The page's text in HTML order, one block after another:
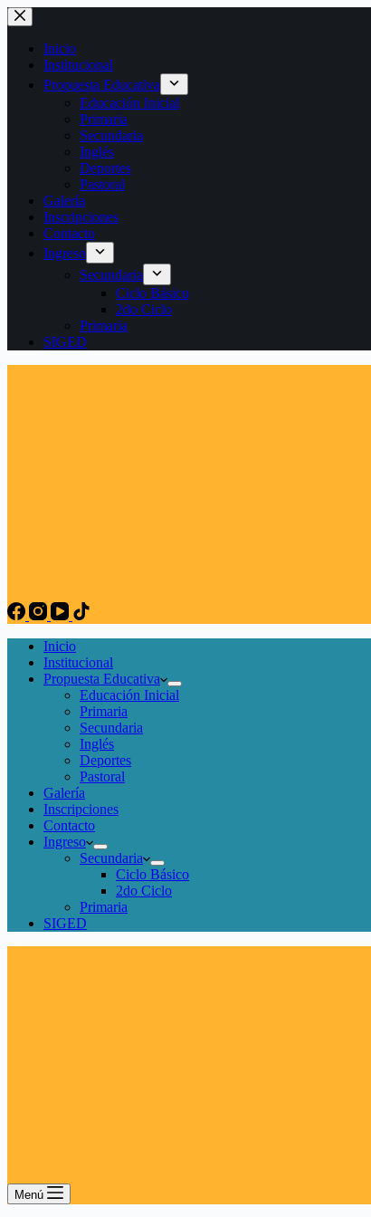
Saltar
al
contenido
Inicio
Institucional
Propuesta Educativa
Educación Inicial
Primaria
Secundaria
Inglés
Deportes
Pastoral
Galería
Inscripciones
Contacto
Ingreso
Secundaria
Ciclo Básico
2do Ciclo
Primaria
SIGED
Inicio
Institucional
Propuesta Educativa
Educación Inicial
Primaria
Secundaria
Inglés
Deportes
Pastoral
Galería
Inscripciones
Contacto
Ingreso
Secundaria
Ciclo Básico
2do Ciclo
Primaria
SIGED
Menú